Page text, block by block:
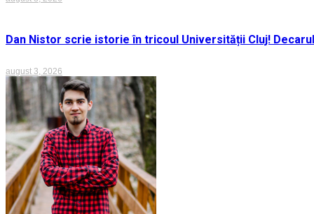
Dan Nistor scrie istorie în tricoul Universității Cluj!
august 3, 2026